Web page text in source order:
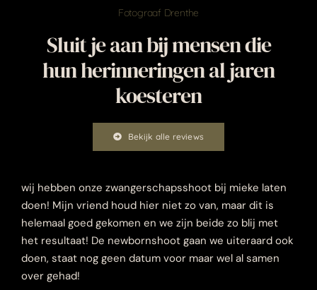
Fotograaf Drenthe
Sluit je aan bij mensen die
hun herinneringen al jaren
koesteren
Bekijk alle reviews
wij hebben onze zwangerschapsshoot bij mieke laten
doen! Mijn vriend houd hier niet zo van, maar dit is
helemaal goed gekomen en we zijn beide zo blij met
het resultaat! De newbornshoot gaan we uiteraard ook
doen, staat nog geen datum voor maar wel al samen
over gehad!